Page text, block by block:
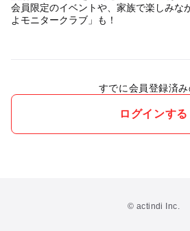
会員限定のイベントや、家族で楽しみな
よモニタークラブ」も！
すでに会員登録済
ログインする
© actindi Inc.